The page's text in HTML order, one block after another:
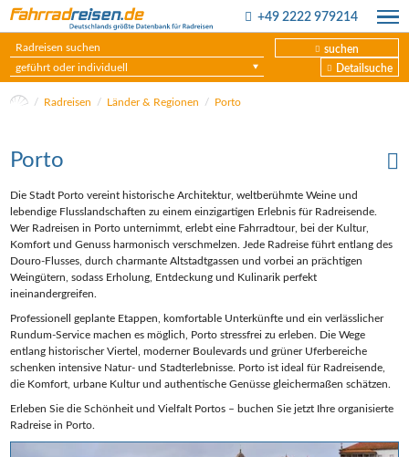
+49 2222 979214
suchen
geführt oder individuell
Detailsuche
Radreisen Länder & Regionen Porto
Porto
Die Stadt Porto vereint historische Architektur, weltberühmte Weine und
lebendige Flusslandschaften zu einem einzigartigen Erlebnis für Radreisende.
Wer Radreisen in Porto unternimmt, erlebt eine Fahrradtour, bei der Kultur,
Komfort und Genuss harmonisch verschmelzen. Jede Radreise führt entlang des
Douro-Flusses, durch charmante Altstadtgassen und vorbei an prächtigen
Weingütern, sodass Erholung, Entdeckung und Kulinarik perfekt
ineinandergreifen.
Professionell geplante Etappen, komfortable Unterkünfte und ein verlässlicher
Rundum-Service machen es möglich, Porto stressfrei zu erleben. Die Wege
entlang historischer Viertel, moderner Boulevards und grüner Uferbereiche
schenken intensive Natur- und Stadterlebnisse. Porto ist ideal für Radreisende,
die Komfort, urbane Kultur und authentische Genüsse gleichermaßen schätzen.
Erleben Sie die Schönheit und Vielfalt Portos – buchen Sie jetzt Ihre organisierte
Radreise in Porto.